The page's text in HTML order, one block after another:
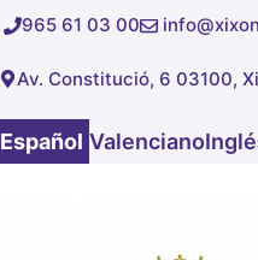
965 61 03 00
Av. Constitució, 6 03100,
Español Valenciano